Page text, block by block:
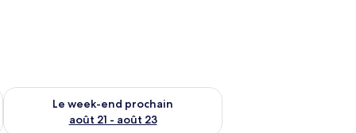
août 14 - août 16
Le week-end prochain
août 21 - août 23
Vérifier la disponibilité pour le week-end prochain août 21 -